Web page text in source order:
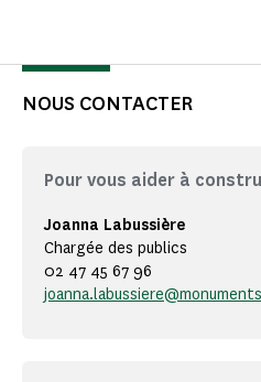
NOUS CONTACTER
Pour vous aider à
Joanna Labussière
Chargée des publics
02 47 45 67 96